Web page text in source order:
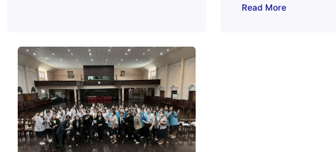
Read More